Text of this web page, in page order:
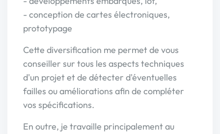
- conception de cartes électroniques,
prototypage
Cette diversification me permet de vous
conseiller sur tous les aspects techniques
d'un projet et de détecter d'éventuelles
failles ou améliorations afin de compléter
vos spécifications.
En outre, je travaille principalement au